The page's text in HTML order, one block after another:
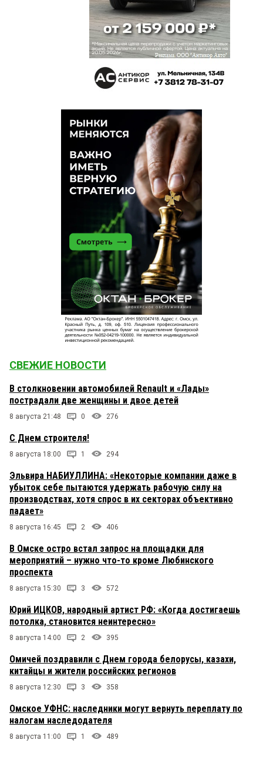
СВЕЖИЕ НОВОСТИ
В столкновении автомобилей Renault и «Лады»
пострадали две женщины и двое детей
8 августа 21:48 0 276
С Днем строителя!
8 августа 18:00 1 294
Эльвира НАБИУЛЛИНА: «Некоторые компании даже в
убыток себе пытаются удержать рабочую силу на
производствах, хотя спрос в их секторах объективно
падает»
8 августа 16:45 2 406
В Омске остро встал запрос на площадки для
мероприятий – нужно что-то кроме Любинского
проспекта
8 августа 15:30 3 572
Юрий ИЦКОВ, народный артист РФ: «Когда достигаешь
потолка, становится неинтересно»
8 августа 14:00 2 395
Омичей поздравили с Днем города белорусы, казахи,
китайцы и жители российских регионов
8 августа 12:30 3 358
Омское УФНС: наследники могут вернуть переплату по
налогам наследодателя
8 августа 11:00 1 489